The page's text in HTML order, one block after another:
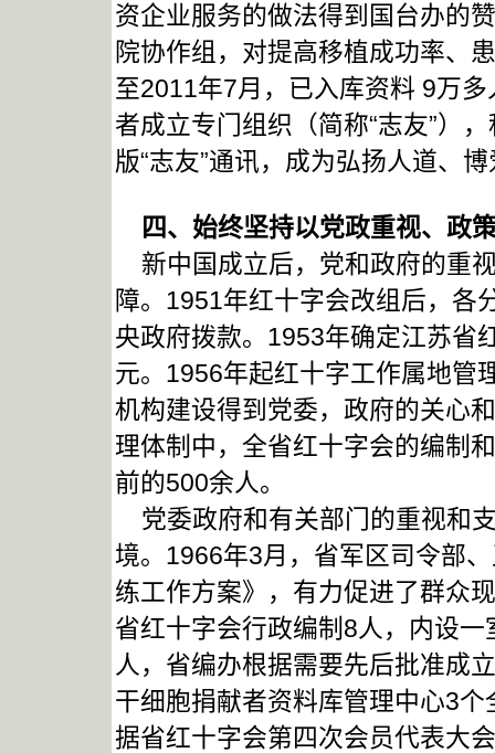
资企业服务的做法得到国台办的
院协作组，对提高移植成功率、
至2011年7月，已入库资料 9万
者成立专门组织（简称“志友”）
版“志友”通讯，成为弘扬人道、
四、始终坚持以党政重视、政
新中国成立后，党和政府的重
障。1951年红十字会改组后，各
央政府拨款。1953年确定江苏省
元。1956年起红十字工作属地管
机构建设得到党委，政府的关心
理体制中，全省红十字会的编制
前的500余人。
党委政府和有关部门的重视和
境。1966年3月，省军区司令部
练工作方案》，有力促进了群众
省红十字会行政编制8人，内设
人，省编办根据需要先后批准成
干细胞捐献者资料库管理中心3
据省红十字会第四次会员代表大